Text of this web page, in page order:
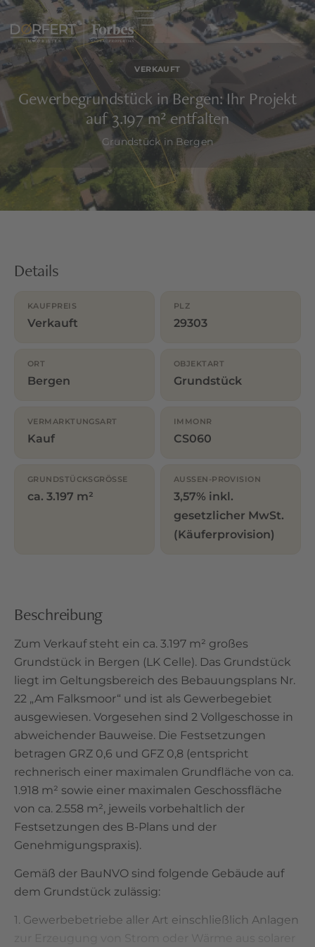
VERKAUFT
Gewerbegrundstück in Bergen: Ihr Projekt
auf 3.197 m² entfalten
Grundstück in Bergen
Details
KAUFPREIS
Verkauft
PLZ
29303
ORT
Bergen
OBJEKTART
Grundstück
VERMARKTUNGSART
Kauf
IMMONR
CS060
GRUNDSTÜCKSGRÖSSE
ca. 3.197 m²
AUSSEN-PROVISION
3,57% inkl.
gesetzlicher MwSt.
(Käuferprovision)
Beschreibung
Zum Verkauf steht ein ca. 3.197 m² großes
Grundstück in Bergen (LK Celle). Das Grundstück
liegt im Geltungsbereich des Bebauungsplans Nr.
22 „Am Falksmoor“ und ist als Gewerbegebiet
ausgewiesen. Vorgesehen sind 2 Vollgeschosse in
abweichender Bauweise. Die Festsetzungen
betragen GRZ 0,6 und GFZ 0,8 (entspricht
rechnerisch einer maximalen Grundfläche von ca.
1.918 m² sowie einer maximalen Geschossfläche
von ca. 2.558 m², jeweils vorbehaltlich der
Festsetzungen des B-Plans und der
Genehmigungspraxis).
Gemäß der BauNVO sind folgende Gebäude auf
dem Grundstück zulässig:
1. Gewerbebetriebe aller Art einschließlich Anlagen
zur Erzeugung von Strom oder Wärme aus solarer